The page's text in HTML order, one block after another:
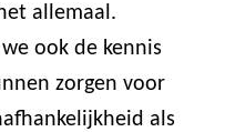
allemaal.
ook de kennis
zorgen voor
als